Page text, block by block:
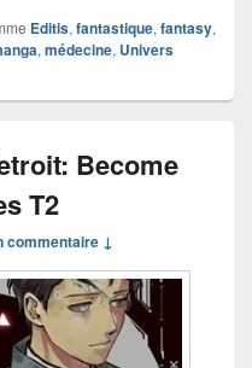
Editis, fantastique, fantasy,
, médecine, Univers
Become
T2
commentaire ↓